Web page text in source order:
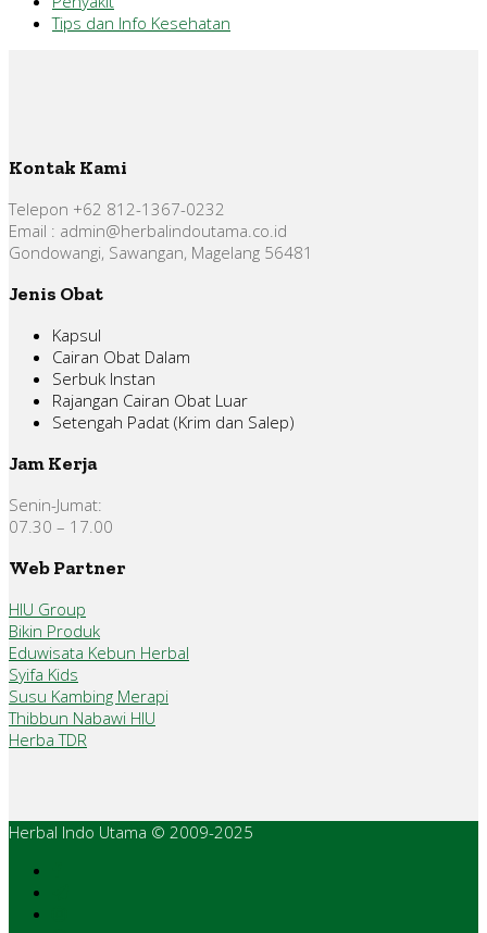
Tips dan Info Kesehatan
Kontak Kami
Telepon +62 812-1367-0232
Email : admin@herbalindoutama.co.id
Gondowangi, Sawangan, Magelang 56481
Jenis Obat
Kapsul
Cairan Obat Dalam
Serbuk Instan
Rajangan Cairan Obat Luar
Setengah Padat (Krim dan Salep)
Jam Kerja
Senin-Jumat:
07.30 – 17.00
Web Partner
HIU Group
Bikin Produk
Eduwisata Kebun Herbal
Syifa Kids
Susu Kambing Merapi
Thibbun Nabawi HIU
Herba TDR
Herbal Indo Utama © 2009-2025